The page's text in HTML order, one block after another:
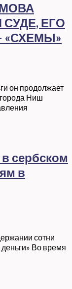
ЕГО
«СХЕМЫ»
он продолжает
Ниш
сербском
в
сотни
Во время